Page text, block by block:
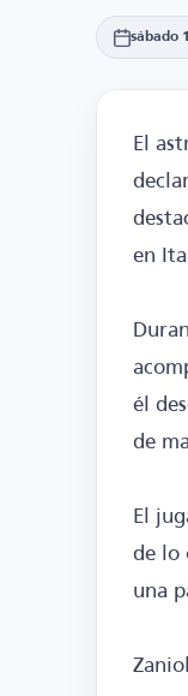
sábado
El
en
él
de
El
de lo
una